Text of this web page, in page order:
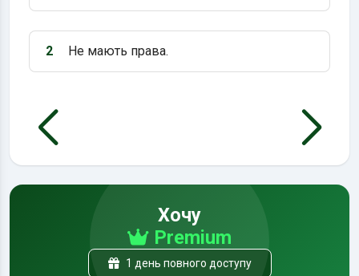
Варіант 2:
2 Не мають права.
Хочу
Premium
1 день повного доступу